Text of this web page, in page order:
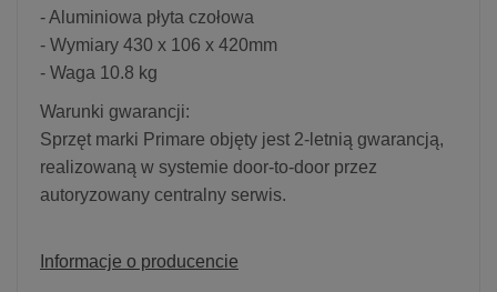
- Aluminiowa płyta czołowa
- Wymiary 430 x 106 x 420mm
- Waga 10.8 kg
Warunki gwarancji:
Sprzęt marki Primare objęty jest 2-letnią gwarancją,
realizowaną w systemie door-to-door przez
autoryzowany centralny serwis.
Informacje o producencie